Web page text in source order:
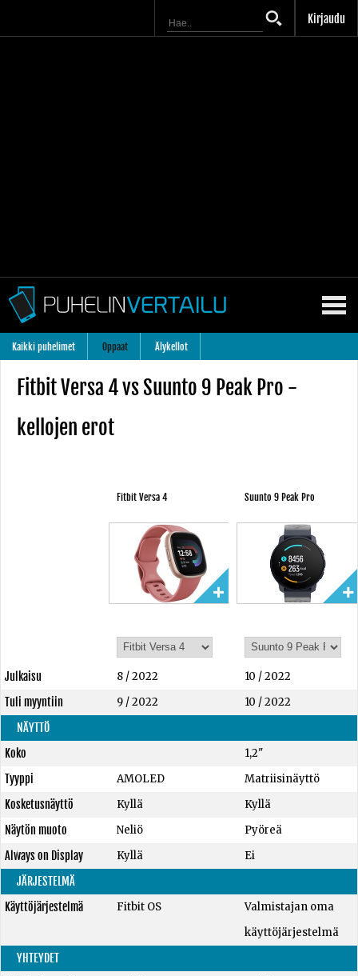
Kirjaudu
Kaikki puhelimet Oppaat Älykellot
Fitbit Versa 4 vs Suunto 9 Peak Pro -
kellojen erot
Fitbit Versa 4 Suunto 9 Peak Pro
Julkaisu 8 / 2022
10 / 2022
Tuli myyntiin
9 / 2022
10 / 2022
NÄYTTÖ
Koko
1,2"
Tyyppi
AMOLED
Matriisinäyttö
Kosketusnäyttö
Kyllä
Kyllä
Näytön muoto
Neliö
Pyöreä
Always on Display
Kyllä
Ei
JÄRJESTELMÄ
Käyttöjärjestelmä
Fitbit OS
Valmistajan oma
käyttöjärjestelmä
YHTEYDET